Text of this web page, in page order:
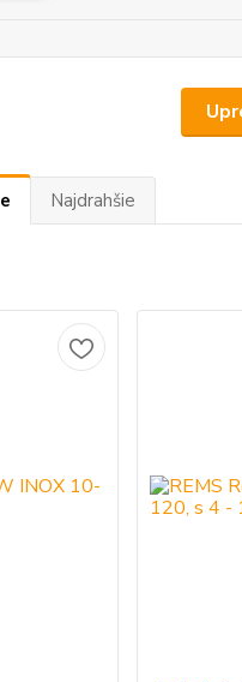
Najdrahšie